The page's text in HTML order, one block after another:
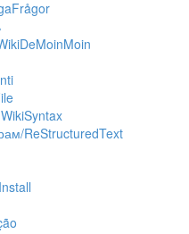
ReStructuredText